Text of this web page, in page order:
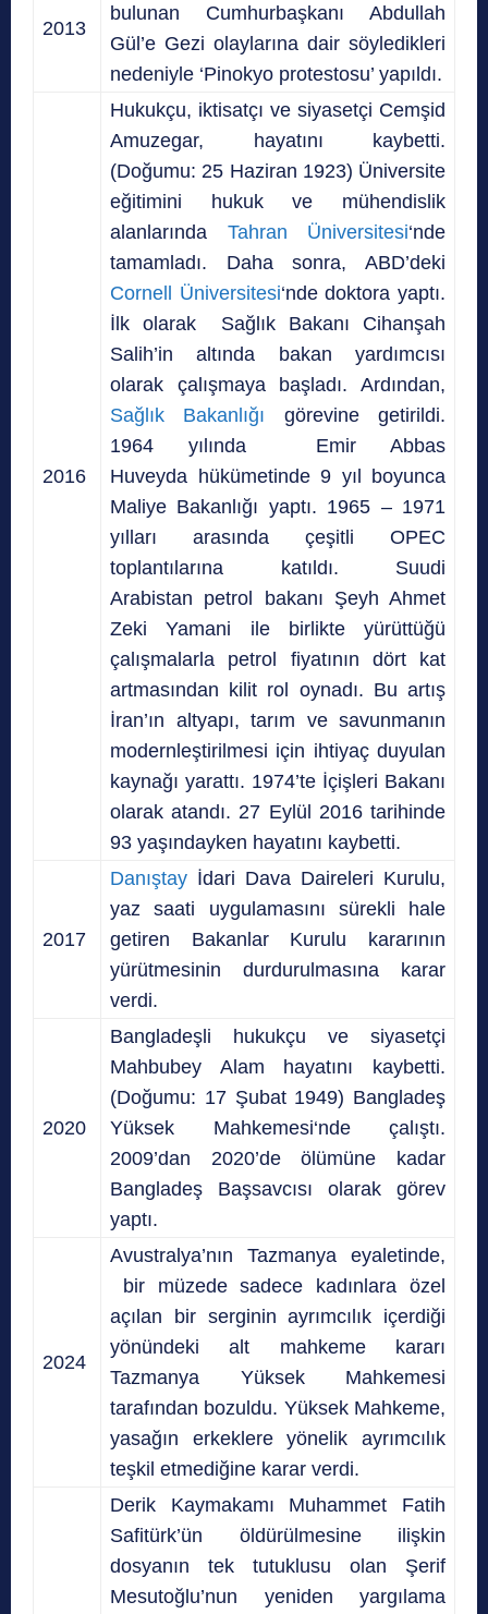
2013
bulunan Cumhurbaşkanı Abdullah
Gül’e Gezi olaylarına dair söyledikleri
nedeniyle ‘Pinokyo protestosu’ yapıldı.
2016
Hukukçu, iktisatçı ve siyasetçi Cemşid
Amuzegar, hayatını kaybetti.
(Doğumu: 25 Haziran 1923) Üniversite
eğitimini hukuk ve mühendislik
alanlarında Tahran Üniversitesi‘nde
tamamladı. Daha sonra, ABD’deki
Cornell Üniversitesi‘nde doktora yaptı.
İlk olarak Sağlık Bakanı Cihanşah
Salih’in altında bakan yardımcısı
olarak çalışmaya başladı. Ardından,
Sağlık Bakanlığı görevine getirildi.
1964 yılında Emir Abbas
Huveyda hükümetinde 9 yıl boyunca
Maliye Bakanlığı yaptı. 1965 – 1971
yılları arasında çeşitli OPEC
toplantılarına katıldı. Suudi
Arabistan petrol bakanı Şeyh Ahmet
Zeki Yamani ile birlikte yürüttüğü
çalışmalarla petrol fiyatının dört kat
artmasından kilit rol oynadı. Bu artış
İran’ın altyapı, tarım ve savunmanın
modernleştirilmesi için ihtiyaç duyulan
kaynağı yarattı. 1974’te İçişleri Bakanı
olarak atandı. 27 Eylül 2016 tarihinde
93 yaşındayken hayatını kaybetti.
2017
Danıştay İdari Dava Daireleri Kurulu,
yaz saati uygulamasını sürekli hale
getiren Bakanlar Kurulu kararının
yürütmesinin durdurulmasına karar
verdi.
2020
Bangladeşli hukukçu ve siyasetçi
Mahbubey Alam hayatını kaybetti.
(Doğumu: 17 Şubat 1949) Bangladeş
Yüksek Mahkemesi‘nde çalıştı.
2009’dan 2020’de ölümüne kadar
Bangladeş Başsavcısı olarak görev
yaptı.
2024
Avustralya’nın
Tazmanya eyaletinde,
bir müzede sadece kadınlara özel
açılan bir sergininayrımcılık içerdiği
yönündeki alt mahkeme kararı
Tazmanya Yüksek Mahkemesi
tarafından bozuldu. Yüksek Mahkeme,
yasağın erkeklere yönelik ayrımcılık
teşkil etmediğine karar verdi.
Derik Kaymakamı Muhammet Fatih
Safitürk’ün öldürülmesine ilişkin
dosyanın tek tutuklusu olan Şerif
Mesutoğlu’nun yeniden yargılama